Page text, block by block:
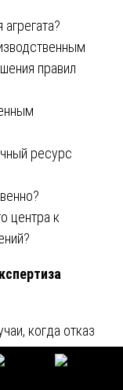
правил
ресурс
центра к
когда отказ
а продавец